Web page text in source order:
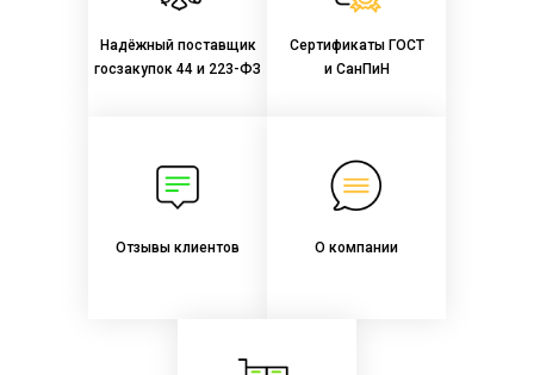
Надёжный поставщик
госзакупок 44 и 223-ФЗ
Сертификаты ГОСТ
и СанПиН
Отзывы клиентов О компании